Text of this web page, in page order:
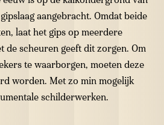
aangebracht. Omdat beide
laat het gips op meerdere
de scheuren geeft dit zorgen. Om
te waarborgen, moeten deze
worden. Met zo min mogelijk
schilderwerken.